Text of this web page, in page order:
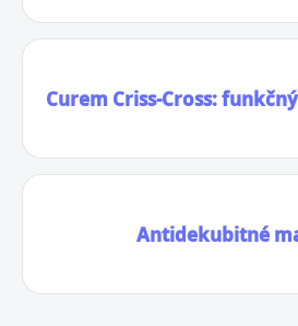
Curem Criss-Cross:
Antidekubitné